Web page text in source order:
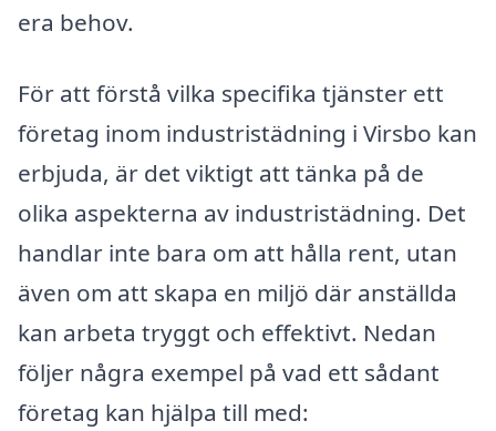
era behov.
För att förstå vilka specifika tjänster ett
företag inom industristädning i Virsbo kan
erbjuda, är det viktigt att tänka på de
olika aspekterna av industristädning. Det
handlar inte bara om att hålla rent, utan
även om att skapa en miljö där anställda
kan arbeta tryggt och effektivt. Nedan
följer några exempel på vad ett sådant
företag kan hjälpa till med: